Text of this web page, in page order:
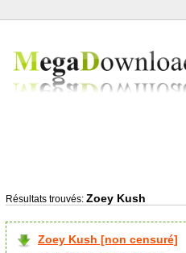
Résultats trouvés: Zoey Kush
Zoey Kush [non censuré]